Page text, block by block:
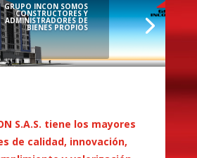
GRUPO INCON SOMOS
CONSTRUCTORES Y
ADMINISTRADORES DE
BIENES PROPIOS
S.A.S. tiene los mayores
de calidad, innovación,